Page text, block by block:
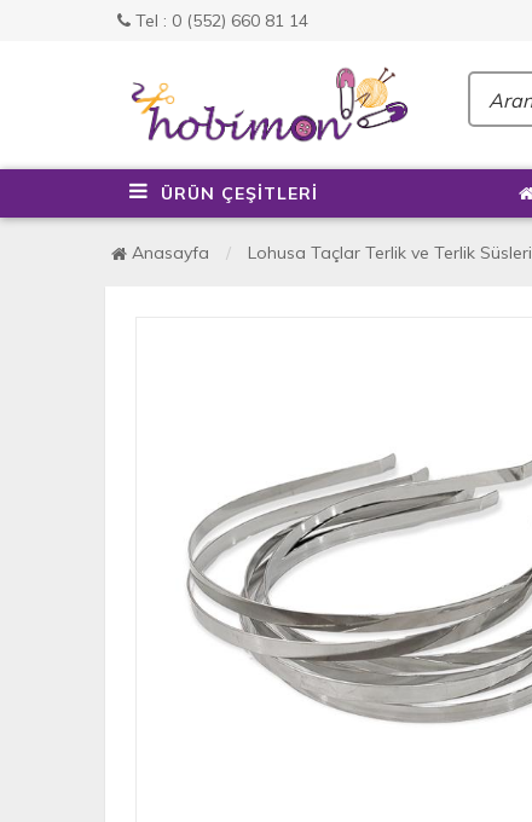
Tel : 0 (552) 660 81 14
ÜRÜN ÇEŞİTLERİ
Anasayfa Lohusa Taçlar Terlik ve Terlik Süsleri